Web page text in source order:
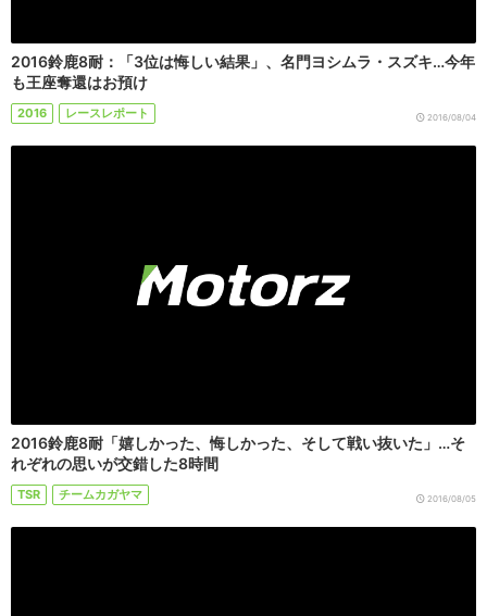
2016鈴鹿8耐：「3位は悔しい結果」、名門ヨシムラ・スズキ…今年
も王座奪還はお預け
2016 レースレポート 2016/08/04
2016鈴鹿8耐「嬉しかった、悔しかった、そして戦い抜いた」…そ
れぞれの思いが交錯した8時間
TSR チームカガヤマ 2016/08/05